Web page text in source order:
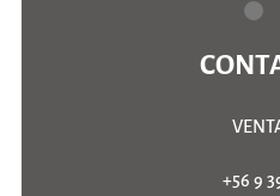
+56 9